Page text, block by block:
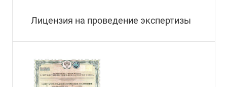
Лицензия на проведение экспертизы